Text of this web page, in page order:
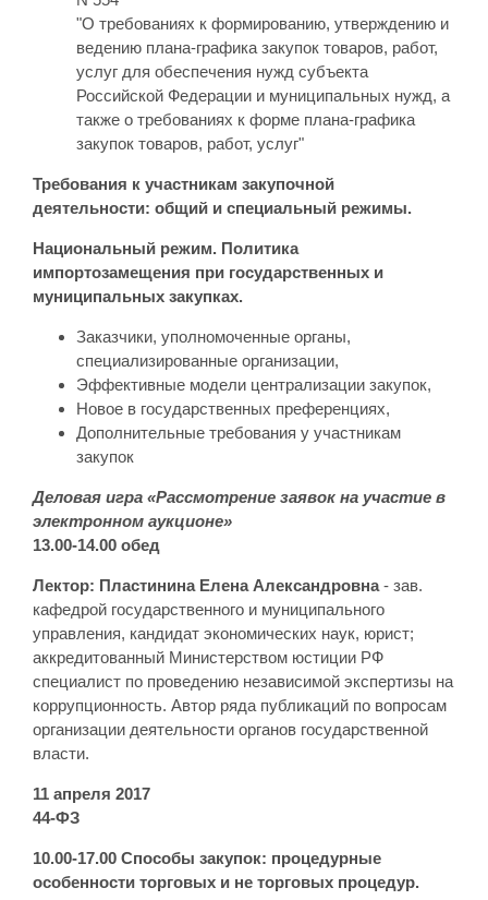
"О требованиях к формированию, утверждению и
ведению плана-графика закупок товаров, работ,
услуг для обеспечения нужд субъекта
Российской Федерации и муниципальных нужд, а
также о требованиях к форме плана-графика
закупок товаров, работ, услуг"
Требования к участникам закупочной
деятельности: общий и специальный режимы.
Национальный режим. Политика
импортозамещения при государственных и
муниципальных закупках.
Заказчики, уполномоченные органы,
специализированные организации,
Эффективные модели централизации закупок,
Новое в государственных преференциях,
Дополнительные требования у участникам
закупок
Деловая игра «Рассмотрение заявок на участие в
электронном аукционе»
13.00-14.00 обед
Лектор: Пластинина Елена Александровна- зав.
кафедрой государственного и муниципального
управления, кандидат экономических наук, юрист;
аккредитованный Министерством юстиции РФ
специалист по проведению независимой экспертизы на
коррупционность. Автор ряда публикаций по вопросам
организации деятельности органов государственной
власти.
11 апреля 2017
44-ФЗ
10.00-17.00 Способы закупок: процедурные
особенности торговых и не торговых процедур.